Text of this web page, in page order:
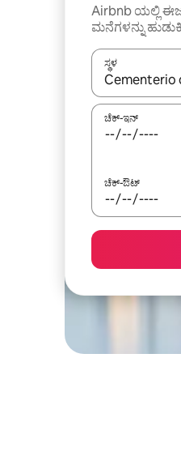
Airbnb ಯಲ್ಲಿ
ಮನೆಗಳನ್ನು
ಸ್ಥಳ
ಫಲಿತಾಂಶಗಳು
ಚೆಕ್-ಇನ್
ಚೆಕ್-ಔಟ್